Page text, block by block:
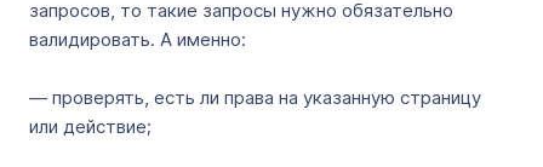
запросов, то такие запросы нужно обязательно
валидировать. А именно:
— проверять, есть ли права на указанную страницу
или действие;